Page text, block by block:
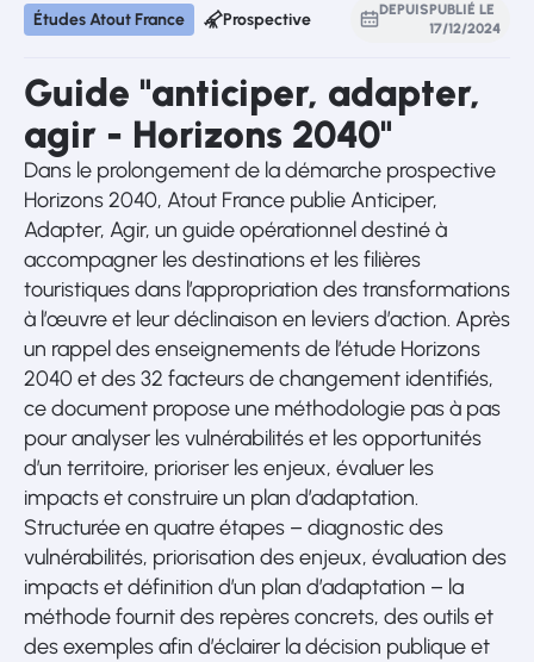
Études Atout France Prospective DEPUISPUBLIÉ LE
17/12/2024
Guide "anticiper, adapter,
agir - Horizons 2040"
Dans le prolongement de la démarche prospective
Horizons 2040, Atout France publie Anticiper,
Adapter, Agir, un guide opérationnel destiné à
accompagner les destinations et les filières
touristiques dans l’appropriation des transformations
à l’œuvre et leur déclinaison en leviers d’action. Après
un rappel des enseignements de l’étude Horizons
2040 et des 32 facteurs de changement identifiés,
ce document propose une méthodologie pas à pas
pour analyser les vulnérabilités et les opportunités
d’un territoire, prioriser les enjeux, évaluer les
impacts et construire un plan d’adaptation.
Structurée en quatre étapes – diagnostic des
vulnérabilités, priorisation des enjeux, évaluation des
impacts et définition d’un plan d’adaptation – la
méthode fournit des repères concrets, des outils et
des exemples afin d’éclairer la décision publique et